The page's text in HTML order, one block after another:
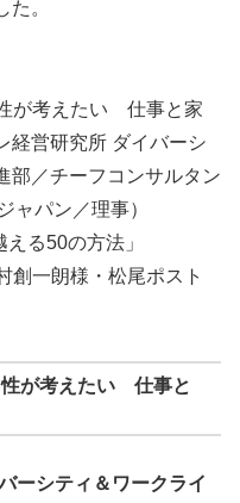
。
が考えたい 仕事と家
経営研究所 ダイバーシ
部／チーフコンサルタン
ャパン／理事）
える50の方法」
創一朗様・松尾ポスト
性が考えたい 仕事と
ーシティ＆ワークライ